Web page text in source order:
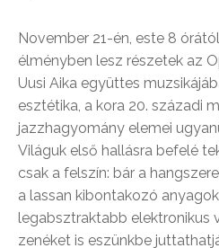
November 21-én, este 8
élményben lesz részetek az
Uusi Aika együttes
esztétika, a kora 20. századi
jazzhagyomány elemei
Világuk első hallásra befelé
csak a felszín: bár a
a lassan kibontakozó
legabsztraktabb elektronikus
zenéket is eszünkbe